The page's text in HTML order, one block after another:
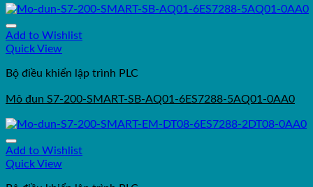
Add to Wishlist
Quick View
Bộ điều khiển lập trình PLC
Mô đun S7-200-SMART-SB-AQ01-6ES7288-5AQ01-0AA0
Add to Wishlist
Quick View